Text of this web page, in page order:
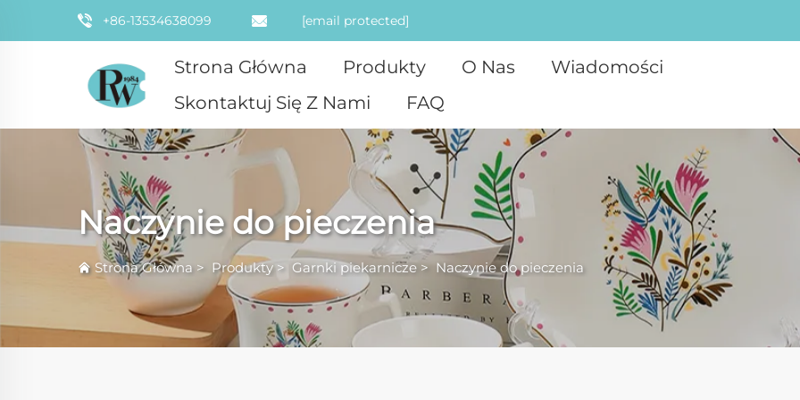
+86-13534638099 [email protected]
Strona Główna Produkty O Nas
Wiadomości
Skontaktuj Się Z Nami
FAQ
Naczynie do pieczenia
Strona Główna > Produkty> Garnki piekarnicze> Naczynie do pieczenia